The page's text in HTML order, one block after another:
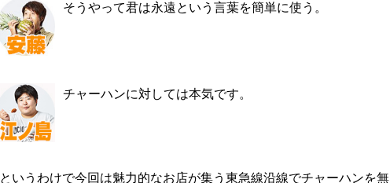
そうやって君は永遠という言葉を簡単に使う。
チャーハンに対しては本気です。
というわけで今回は魅力的なお店が集う東急線沿線でチャーハンを無